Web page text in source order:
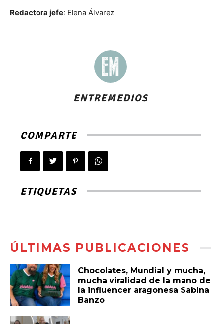
Redactora jefe: Elena Álvarez
ENTREMEDIOS
COMPARTE
ETIQUETAS
ÚLTIMAS PUBLICACIONES
Chocolates, Mundial y mucha,
mucha viralidad de la mano de
la influencer aragonesa Sabina
Banzo